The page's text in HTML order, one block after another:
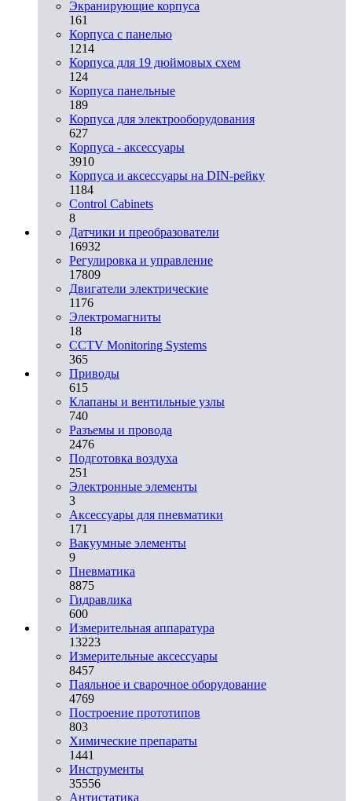
Экранирующие корпуса
161
Корпуса с панелью
1214
Корпуса для 19 дюймовых схем
124
Корпуса панельные
189
Корпуса для электрооборудования
627
Корпуса - аксессуары
3910
Корпуса и аксессуары на DIN-рейку
1184
Control Cabinets
8
Датчики и преобразователи
16932
Регулировка и управление
17809
Двигатели электрические
1176
Электромагниты
18
CCTV Monitoring Systems
365
Приводы
615
Клапаны и вентильные узлы
740
Разъемы и провода
2476
Подготовка воздуха
251
Электронные элементы
3
Аксессуары для пневматики
171
Вакуумные элементы
9
Пневматика
8875
Гидравлика
600
Измерительная аппаратура
13223
Измерительные аксессуары
8457
Паяльное и сварочное оборудование
4769
Построение прототипов
803
Химические препараты
1441
Инструменты
35556
Aнтистатика